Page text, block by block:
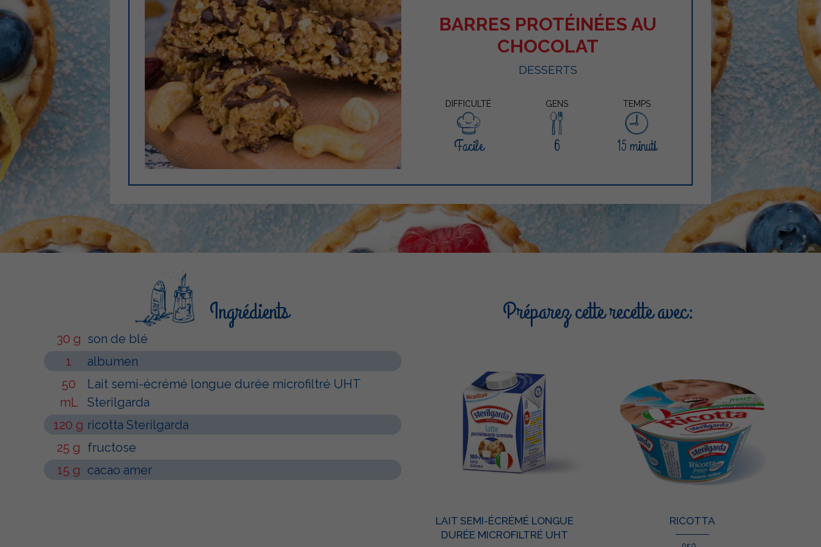
BARRES PROTÉINÉES AU
CHOCOLAT
DESSERTS
DIFFICULTÉ GENS TEMPS
Facile 6 15 minuti
Ingrédients
30 g son de blé
1
albumen
50
mL
Lait semi-écrémé longue durée microfiltré UHT
Sterilgarda
120 g ricotta Sterilgarda
25 g fructose
15 g cacao amer
Préparez cette recette avec:
LAIT SEMI-ÉCRÉMÉ LONGUE
DURÉE MICROFILTRÉ UHT
RICOTTA